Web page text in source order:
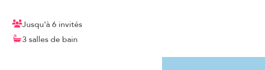
Jusqu'à 6 invités
3 salles de bain